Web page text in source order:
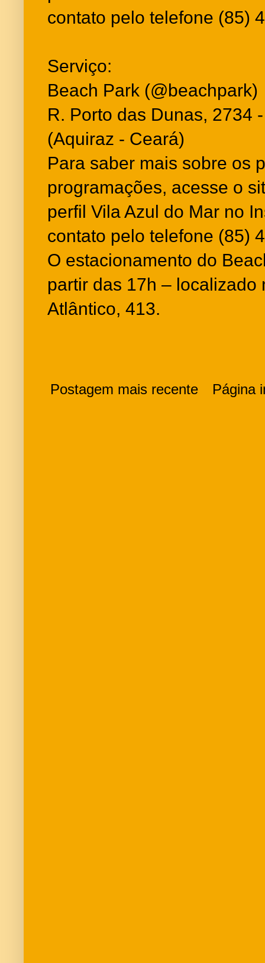
contato pelo telefone (85)
Serviço:
Beach Park (@beachpark)
R. Porto das Dunas, 2734
(Aquiraz - Ceará)
Para saber mais sobre os
programações, acesse o
perfil Vila Azul do Mar no
contato pelo telefone (85)
O estacionamento do
partir das 17h – localizado
Atlântico, 413.
Postagem mais recente Página